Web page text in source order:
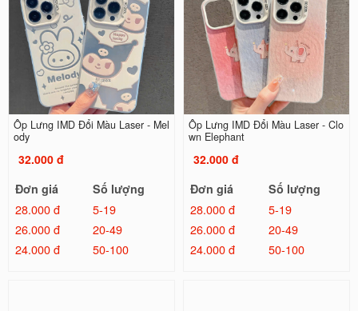
Ốp Lưng IMD Đổi Màu Laser - Mel
ody
32.000 đ
Đơn giá
Số lượng
28.000 đ
5-19
26.000 đ
20-49
24.000 đ
50-100
Ốp Lưng IMD Đổi Màu Laser - Clo
wn Elephant
32.000 đ
Đơn giá
Số lượng
28.000 đ
5-19
26.000 đ
20-49
24.000 đ
50-100